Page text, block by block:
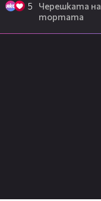
5
Черешката на
тортата